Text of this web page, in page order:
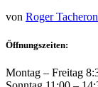
von Roger Tacheron
Öffnungszeiten:
Montag – Freitag